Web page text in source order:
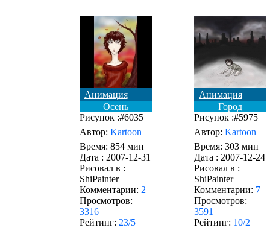
Анимация
Осень
Рисунок :#6035
Автор: Kartoon
Время: 854 мин
Дата : 2007-12-31
Рисовал в :
ShiPainter
Комментарии: 2
Просмотров:
3316
Рейтинг: 23/5
Анимация
Город
Рисунок :#5975
Автор: Kartoon
Время: 303 мин
Дата : 2007-12-24
Рисовал в :
ShiPainter
Комментарии: 7
Просмотров:
3591
Рейтинг: 10/2